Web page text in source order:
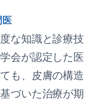
医
な知識と診療技
会が認定した医
も、皮膚の構造
づいた治療が期